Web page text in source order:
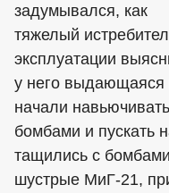
задумывался, как
тяжелый
эксплуатации
у него выдающаяся
начали навьючивать
бомбами и пускать
тащились с
шустрые МиГ-21,